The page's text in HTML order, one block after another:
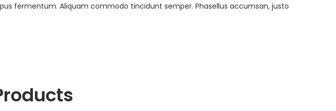
fermentum. Aliquam commodo tincidunt semper. Phasellus accumsan, justo